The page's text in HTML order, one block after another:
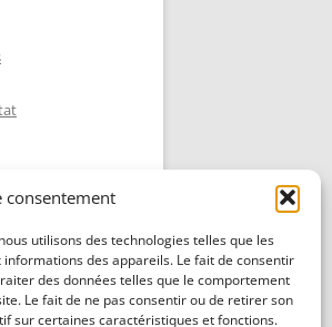
consentement
utilisons des technologies telles que les
des appareils. Le fait de consentir
des données telles que le comportement
Le fait de ne pas consentir ou de retirer son
sur certaines caractéristiques et fonctions.